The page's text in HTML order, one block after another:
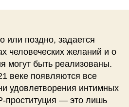
или поздно, задается
человеческих желаний и о
могут быть реализованы.
веке появляются все
удовлетворения интимных
проституция — это лишь